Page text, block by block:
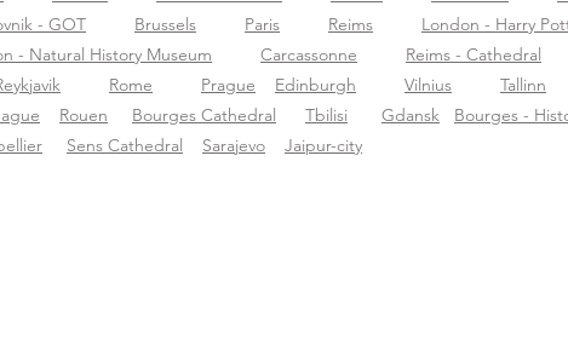
- GOT
Brussels Paris Reims London - Harry
- Natural History Museum
Carcassonne Reims - Cathedral
Rome Prague Edinburgh Vilnius Tallinn
Rouen Bourges Cathedral Tbilisi Gdansk Bourges -
Sens Cathedral Sarajevo Jaipur-city